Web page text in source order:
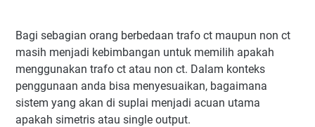
Bagi sebagian orang berbedaan trafo ct maupun non ct
masih menjadi kebimbangan untuk memilih apakah
menggunakan trafo ct atau non ct. Dalam konteks
penggunaan anda bisa menyesuaikan, bagaimana
sistem yang akan di suplai menjadi acuan utama
apakah simetris atau single output.